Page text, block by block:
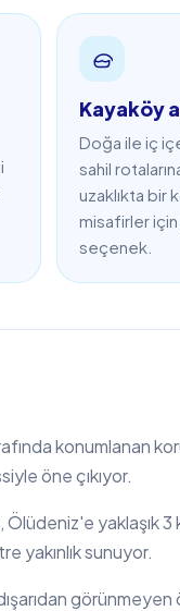
Kayaköy
Doğa ile iç
sahil
uzaklıkta bir
misafirler
seçenek.
konumlanan
öne çıkıyor.
Ölüdeniz'e yaklaşık
yakınlık sunuyor.